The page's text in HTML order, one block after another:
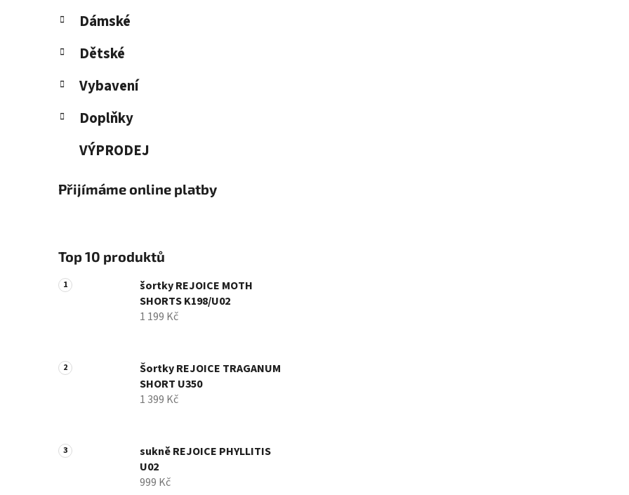
Dámské
Dětské
Vybavení
Doplňky
VÝPRODEJ
Přijímáme online platby
Top 10 produktů
šortky REJOICE MOTH
SHORTS K198/U02
1 199 Kč
Šortky REJOICE TRAGANUM
SHORT U350
1 399 Kč
sukně REJOICE PHYLLITIS
U02
999 Kč